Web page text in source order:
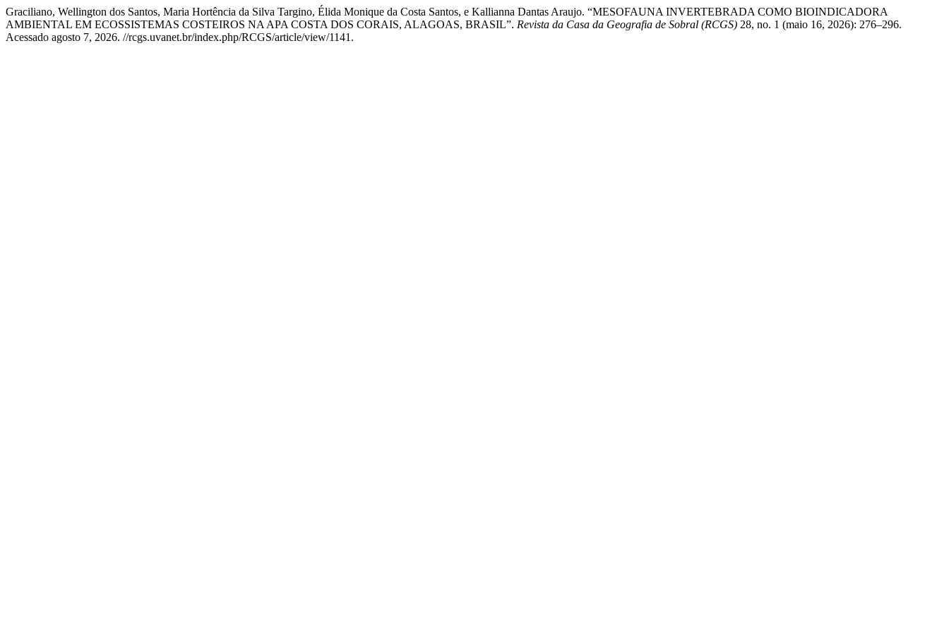
Graciliano, Wellington dos Santos, Maria Hortência da Silva Targino, Élida Monique da Costa Santos, e Kallianna Dantas Araujo. “MESOFAUNA INVERTEBRADA COMO BIOINDICADORA
AMBIENTAL EM ECOSSISTEMAS COSTEIROS NA APA COSTA DOS CORAIS, ALAGOAS, BRASIL”. Revista da Casa da Geografia de Sobral (RCGS) 28, no. 1 (maio 16, 2026): 276–296.
Acessado agosto 7, 2026. //rcgs.uvanet.br/index.php/RCGS/article/view/1141.